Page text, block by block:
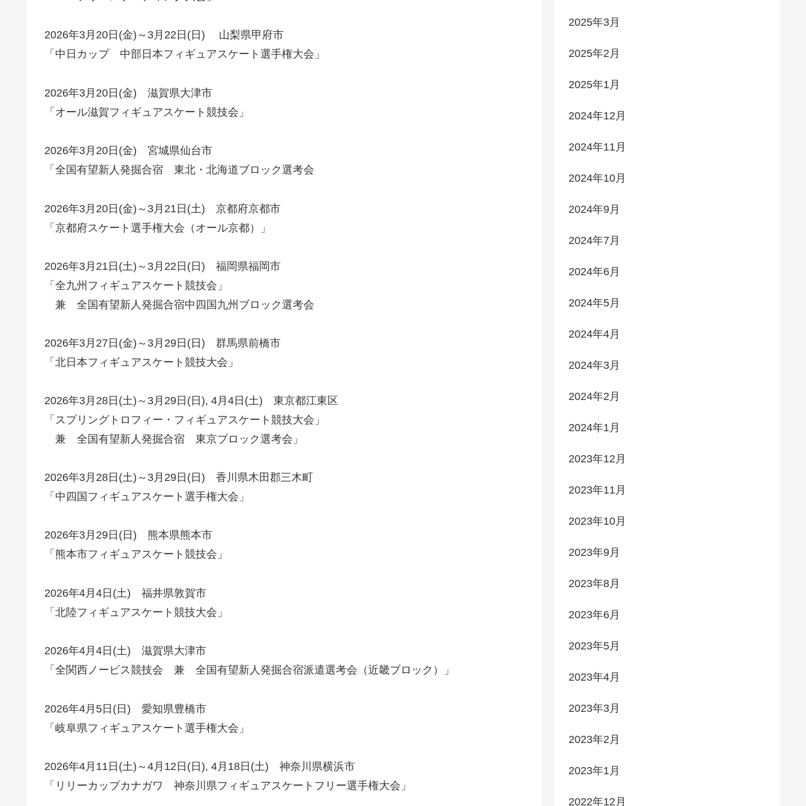
2026年3月20日(金)～3月22日(日) 山梨県甲府市
「中日カップ 中部日本フィギュアスケート選手権大会」
2026年3月20日(金) 滋賀県大津市
「オール滋賀フィギュアスケート競技会」
2026年3月20日(金) 宮城県仙台市
「全国有望新人発掘合宿 東北・北海道ブロック選考会
2026年3月20日(金)～3月21日(土) 京都府京都市
「京都府スケート選手権大会（オール京都）」
2026年3月21日(土)～3月22日(日) 福岡県福岡市
「全九州フィギュアスケート競技会」
兼 全国有望新人発掘合宿中四国九州ブロック選考会
2026年3月27日(金)～3月29日(日) 群馬県前橋市
「北日本フィギュアスケート競技大会」
2026年3月28日(土)～3月29日(日), 4月4日(土) 東京都江東区
「スプリングトロフィー・フィギュアスケート競技大会」
兼 全国有望新人発掘合宿 東京ブロック選考会」
2026年3月28日(土)～3月29日(日) 香川県木田郡三木町
「中四国フィギュアスケート選手権大会」
2026年3月29日(日) 熊本県熊本市
「熊本市フィギュアスケート競技会」
2026年4月4日(土) 福井県敦賀市
「北陸フィギュアスケート競技大会」
2026年4月4日(土) 滋賀県大津市
「全関西ノービス競技会 兼 全国有望新人発掘合宿派遣選考会（近畿ブロック）」
2026年4月5日(日) 愛知県豊橋市
「岐阜県フィギュアスケート選手権大会」
2026年4月11日(土)～4月12日(日), 4月18日(土) 神奈川県横浜市
「リリーカップカナガワ 神奈川県フィギュアスケートフリー選手権大会」
2025年3月
2025年2月
2025年1月
2024年12月
2024年11月
2024年10月
2024年9月
2024年7月
2024年6月
2024年5月
2024年4月
2024年3月
2024年2月
2024年1月
2023年12月
2023年11月
2023年10月
2023年9月
2023年8月
2023年6月
2023年5月
2023年4月
2023年3月
2023年2月
2023年1月
2022年12月